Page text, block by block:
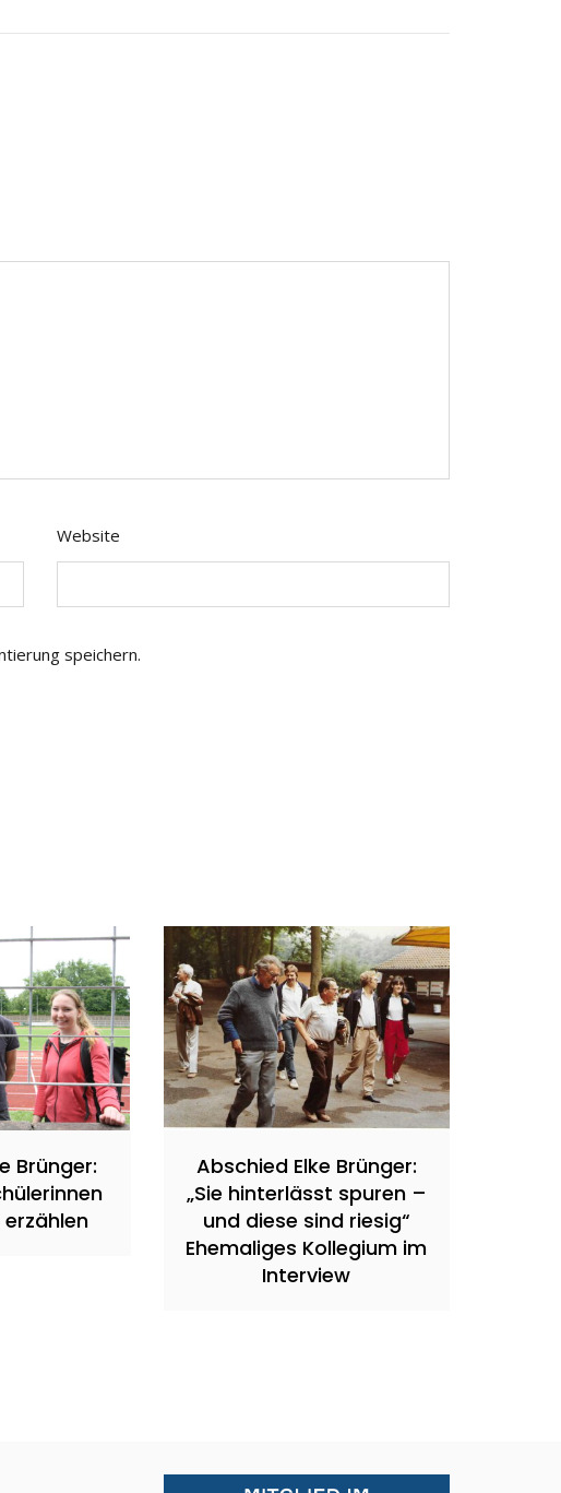
Website
speichern.
Brünger:
erzählen
Abschied Elke Brünger:
„Sie hinterlässt spuren –
und diese sind riesig“
Ehemaliges Kollegium im
Interview